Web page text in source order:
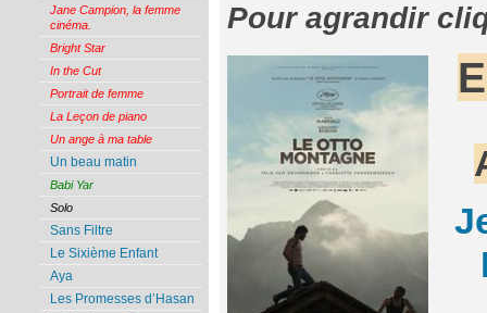
Pour agrandir
Jane Campion, la femme
cinéma.
Bright Star
In the Cut
Portrait de femme
La Leçon de piano
Un ange à ma table
Un beau matin
Babi Yar
Solo
Sans Filtre
Le Sixième Enfant
Aya
Les Promesses d’Hasan